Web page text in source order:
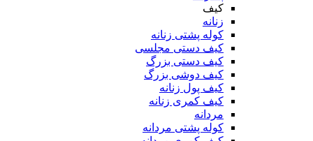
کیف
زنانه
کوله پشتی زنانه
کیف دستی مجلسی
کیف دستی بزرگ
کیف دوشی بزرگ
کیف پول زنانه
کیف کمری زنانه
مردانه
کوله پشتی مردانه